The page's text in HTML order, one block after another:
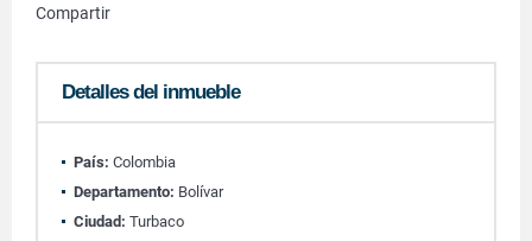
Compartir
Detalles del inmueble
País: Colombia
Departamento: Bolívar
Ciudad: Turbaco